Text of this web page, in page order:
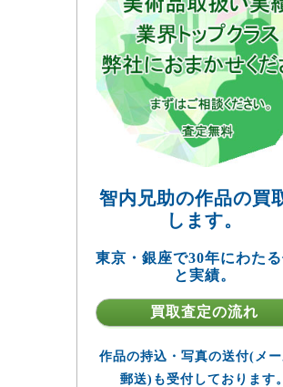
智内兄助の作品の買
します。
東京・銀座で30年にわた
と実績。
買取査定の流れ
作品の持込・写真の送付(メー
郵送)も受付しております。